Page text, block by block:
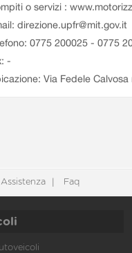
o servizi :
direzione.upfr@mit.gov.it
0775 200025 - 0775
-
Via Fedele Calvosa
Assistenza Faq